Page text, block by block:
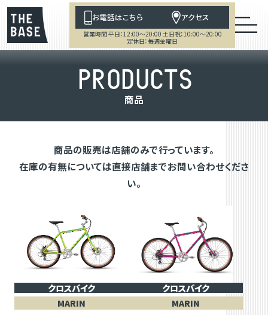
お電話はこちら アクセス
営業時間 平日：12:00～20:00 土日祝：10:00～20:00
定休日：毎週金曜日
PRODUCTS
商品
商品の販売は店舗のみで行っています。
在庫の有無については直接店舗までお問い合わせくださ
い。
クロスバイク
MARIN
クロスバイク
MARIN